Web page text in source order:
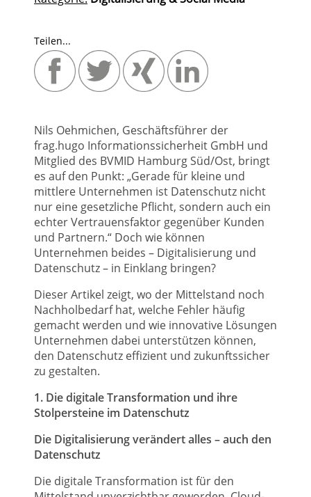
Teilen...
Nils Oehmichen, Geschäftsführer der
frag.hugo Informationssicherheit GmbH und
Mitglied des BVMID Hamburg Süd/Ost, bringt
es auf den Punkt: „Gerade für kleine und
mittlere Unternehmen ist Datenschutz nicht
nur eine gesetzliche Pflicht, sondern auch ein
echter Vertrauensfaktor gegenüber Kunden
und Partnern.“ Doch wie können
Unternehmen beides – Digitalisierung und
Datenschutz – in Einklang bringen?
Dieser Artikel zeigt, wo der Mittelstand noch
Nachholbedarf hat, welche Fehler häufig
gemacht werden und wie innovative Lösungen
Unternehmen dabei unterstützen können,
den Datenschutz effizient und zukunftssicher
zu gestalten.
1. Die digitale Transformation und ihre
Stolpersteine im Datenschutz
Die Digitalisierung verändert alles – auch den
Datenschutz
Die digitale Transformation ist für den